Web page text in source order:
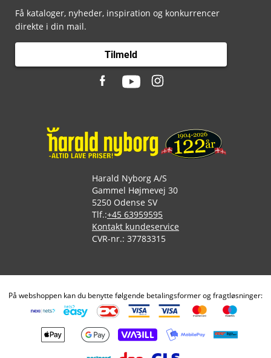
Få kataloger, nyheder, inspiration og konkurrencer
direkte i din mail.
Tilmeld
Harald Nyborg A/S
Gammel Højmevej 30
5250 Odense SV
Tlf.:+45 63959595
Kontakt kundeservice
CVR-nr.: 37783315
På webshoppen kan du benytte følgende betalingsformer og fragtløsninger: